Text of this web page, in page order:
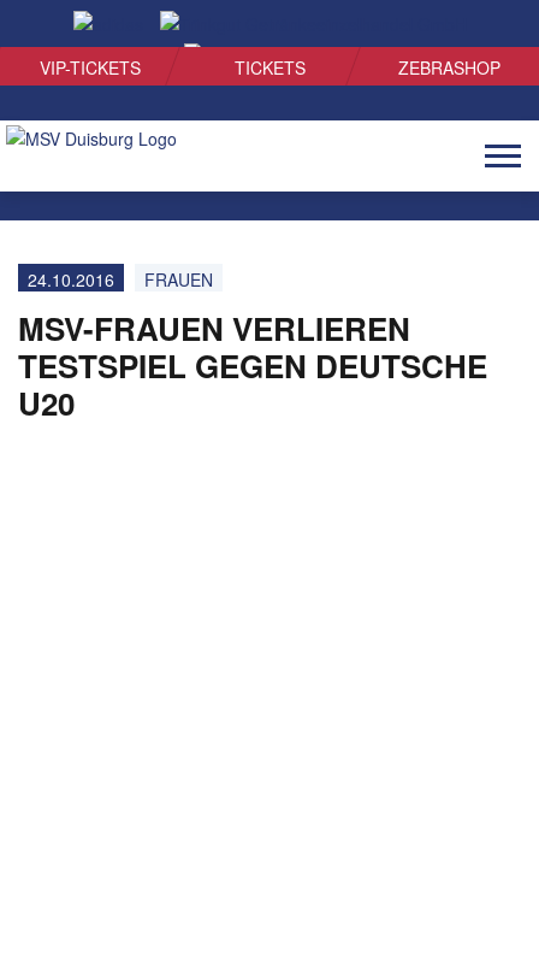
VIP-TICKETS TICKETS ZEBRASHOP
24.10.2016 FRAUEN
MSV-FRAUEN VERLIEREN
TESTSPIEL GEGEN DEUTSCHE
U20